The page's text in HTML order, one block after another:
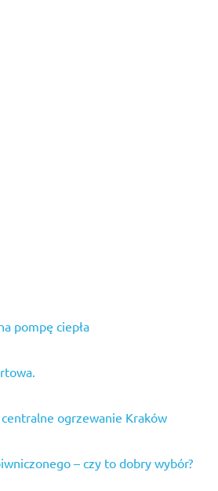
pompę ciepła
ogrzewanie Kraków
– czy to dobry wybór?